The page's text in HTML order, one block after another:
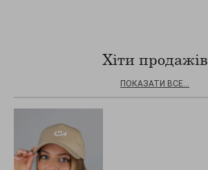
Хіти продажів
ПОКАЗАТИ ВСЕ...